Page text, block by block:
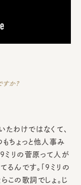
すか？
わけではなくて、
ちょっと他人事み
9ミリの菅原って人が
るんです。「9ミリの
この歌詞でしょ。じ